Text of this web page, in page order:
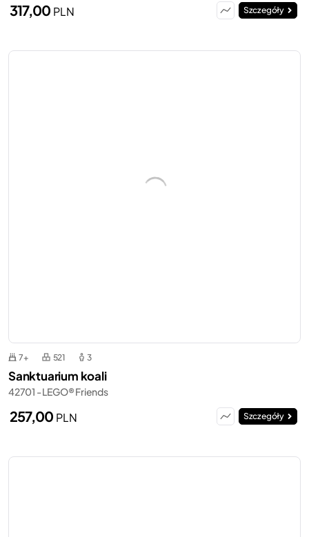
317,00 PLN Szczegóły
7+ 521 3
Sanktuarium koali
42701 - LEGO® Friends
257,00 PLN Szczegóły